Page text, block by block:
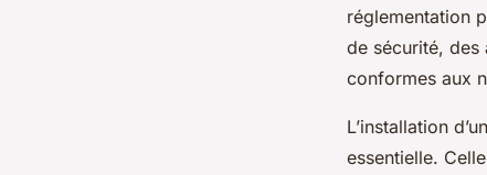
réglementation
de sécurité, des
conformes aux
L’installation
essentielle.